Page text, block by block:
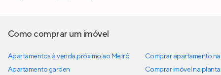
Como comprar um imóvel
Apartamentos à venda próximo ao Metrô
Apartamento garden
Comprar apartamento
Comprar imóvel na planta